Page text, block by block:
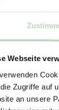
Webseite
Zugriffe auf
an unsere